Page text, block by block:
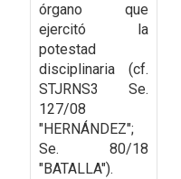
órgano que
ejercitó la
potestad
disciplinaria (cf.
STJRNS3 Se.
127/08
"HERNÁNDEZ";
Se. 80/18
"BATALLA").